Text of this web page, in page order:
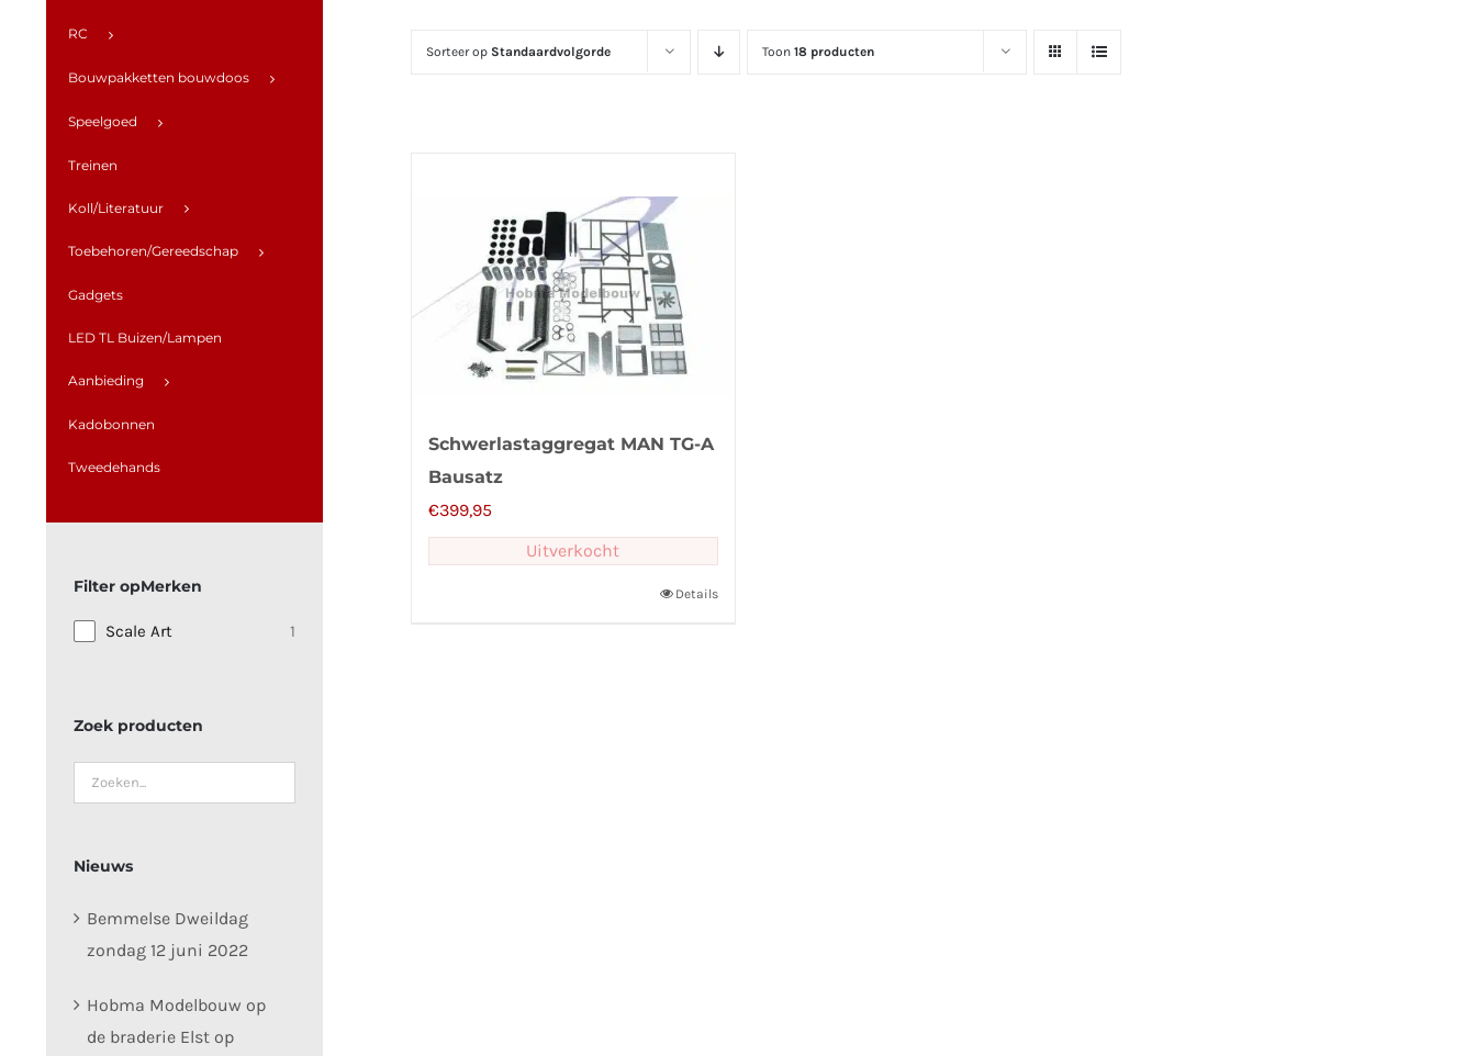
Sorteer op Standaardvolgorde Toon18 producten
Schwerlastaggregat MAN TG-A
Bausatz
€399,95
Uitverkocht
Details
RC
Bouwpakketten bouwdoos
Speelgoed
Treinen
Koll/Literatuur
Toebehoren/Gereedschap
Gadgets
LED TL Buizen/Lampen
Aanbieding
Kadobonnen
Tweedehands
Merken
Scale Art 1
Zoek producten
Nieuws
Bemmelse Dweildag
zondag 12 juni 2022
Hobma Modelbouw op
de braderie Elst op